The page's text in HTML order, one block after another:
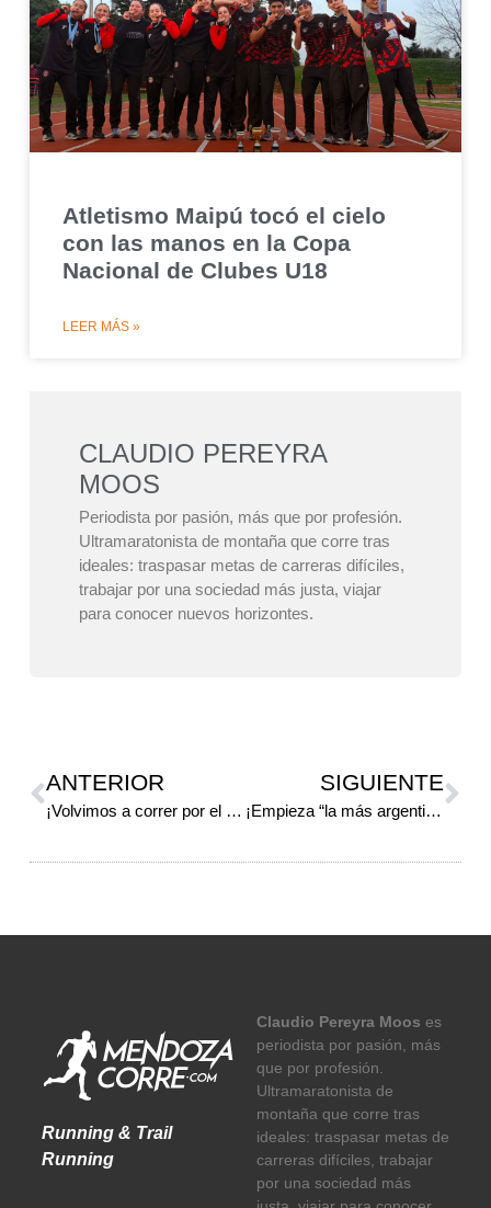
Atletismo Maipú tocó el cielo
con las manos en la Copa
Nacional de Clubes U18
LEER MÁS »
CLAUDIO PEREYRA
MOOS
Periodista por pasión, más que por profesión.
Ultramaratonista de montaña que corre tras
ideales: traspasar metas de carreras difíciles,
trabajar por una sociedad más justa, viajar
para conocer nuevos horizontes.
ANTERIOR
¡Volvimos a correr por el éter!
SIGUIENTE
¡Empieza “la más argentina de las vueltas”!
Running & Trail
Running
Claudio Pereyra Moos es
periodista por pasión, más
que por profesión.
Ultramaratonista de
montaña que corre tras
ideales: traspasar metas de
carreras difíciles, trabajar
por una sociedad más